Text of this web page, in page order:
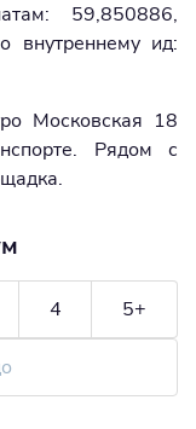
59,850886,
внутреннему ид:
Московская 18
Рядом с
4 5+